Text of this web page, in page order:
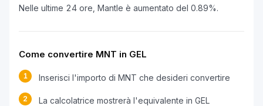
Nelle ultime 24 ore, Mantle è aumentato del 0.89%.
Come convertire MNT in GEL
1 Inserisci l'importo di MNT che desideri convertire
2 La calcolatrice mostrerà l'equivalente in GEL